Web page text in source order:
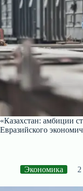
«Казахстан: амбиции
Евразийского
Экономика